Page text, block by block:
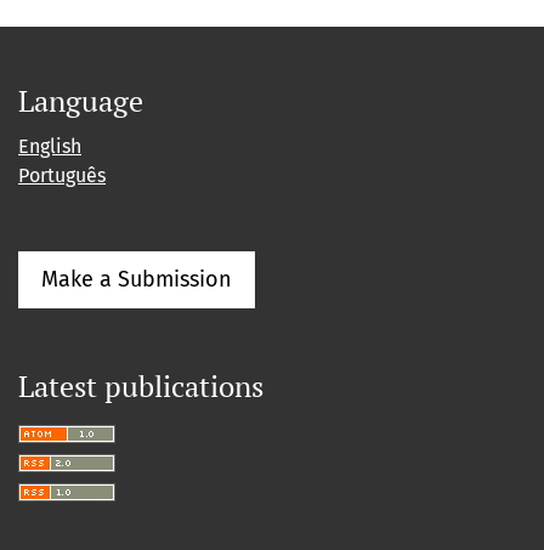
Language
English
Português
Make a Submission
Latest publications